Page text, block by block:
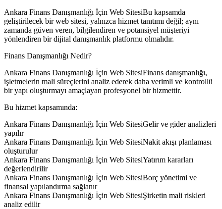
Ankara Finans Danışmanlığı İçin Web SitesiBu kapsamda
geliştirilecek bir web sitesi, yalnızca hizmet tanıtımı değil; aynı
zamanda güven veren, bilgilendiren ve potansiyel müşteriyi
yönlendiren bir dijital danışmanlık platformu olmalıdır.
Finans Danışmanlığı Nedir?
Ankara Finans Danışmanlığı İçin Web SitesiFinans danışmanlığı,
işletmelerin mali süreçlerini analiz ederek daha verimli ve kontrollü
bir yapı oluşturmayı amaçlayan profesyonel bir hizmettir.
Bu hizmet kapsamında:
Ankara Finans Danışmanlığı İçin Web SitesiGelir ve gider analizleri
yapılır
Ankara Finans Danışmanlığı İçin Web SitesiNakit akışı planlaması
oluşturulur
Ankara Finans Danışmanlığı İçin Web SitesiYatırım kararları
değerlendirilir
Ankara Finans Danışmanlığı İçin Web SitesiBorç yönetimi ve
finansal yapılandırma sağlanır
Ankara Finans Danışmanlığı İçin Web SitesiŞirketin mali riskleri
analiz edilir